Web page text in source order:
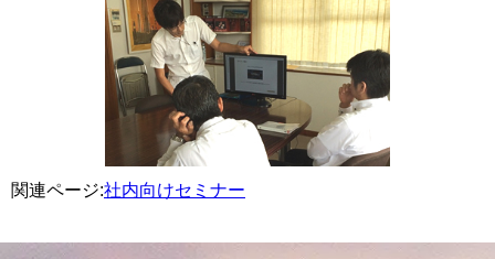
関連ページ:社内向けセミナー